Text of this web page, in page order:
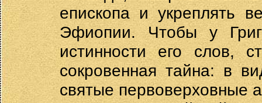
епископа и укреплять
Эфиопии. Чтобы у
истинности его слов,
сокровенная тайна: в
святые первоверховные